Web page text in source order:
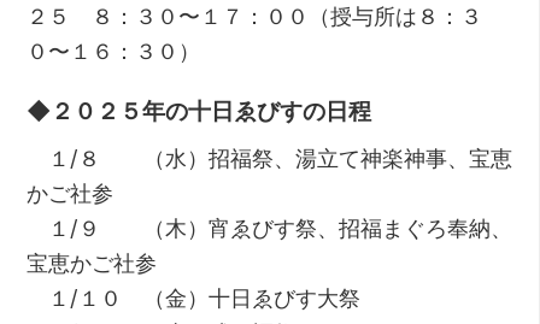
２５ ８：３０〜１７：００（授与所は８：３
０〜１６：３０）
◆２０２５年の十日ゑびすの日程
１/８ （水）招福祭、湯立て神楽神事、宝恵
かご社参
１/９ （木）宵ゑびす祭、招福まぐろ奉納、
宝恵かご社参
１/１０ （金）十日ゑびす大祭